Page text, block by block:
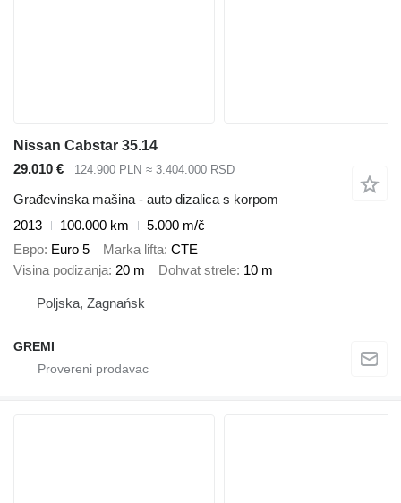
Nissan Cabstar 35.14
29.010 €
124.900 PLN ≈ 3.404.000 RSD
Građevinska mašina - auto dizalica s korpom
2013
100.000 km
5.000 m/č
Евро Euro 5 Marka lifta CTE
Visina podizanja 20 m Dohvat strele 10 m
Poljska, Zagnańsk
GREMI